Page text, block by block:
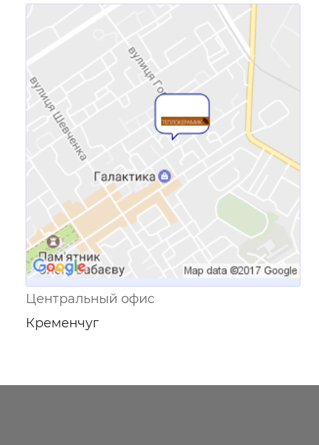
Ссылка для мобильных устройств
Центральный офис
Кременчуг